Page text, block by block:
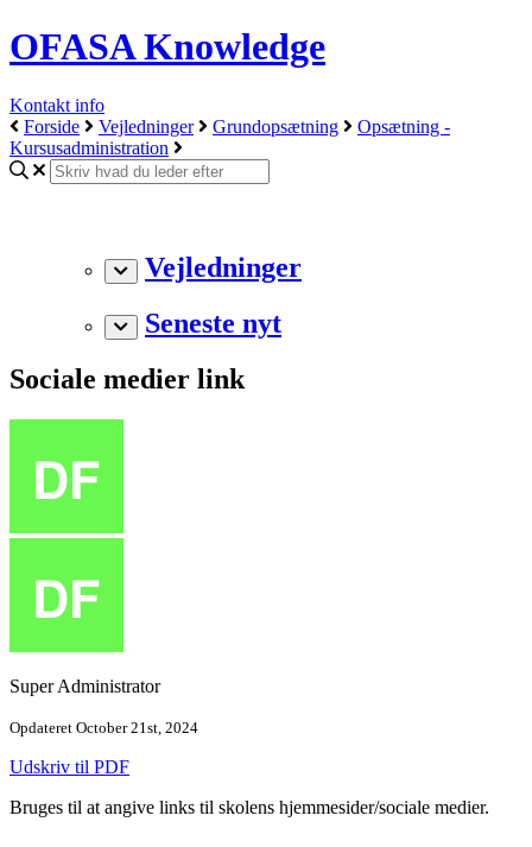
OFASA Knowledge
Kontakt info
Forside
Vejledninger Grundopsætning
Opsætning -
Kursusadministration
Vejledninger
Seneste nyt
Sociale medier link
Super Administrator
Opdateret October 21st, 2024
Udskriv til PDF
Bruges til at angive links til skolens hjemmesider/sociale medier.